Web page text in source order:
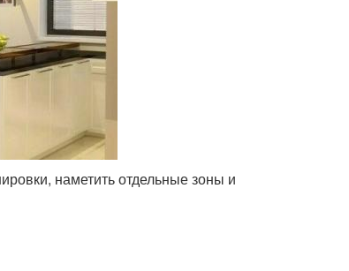
наметить отдельные зоны и